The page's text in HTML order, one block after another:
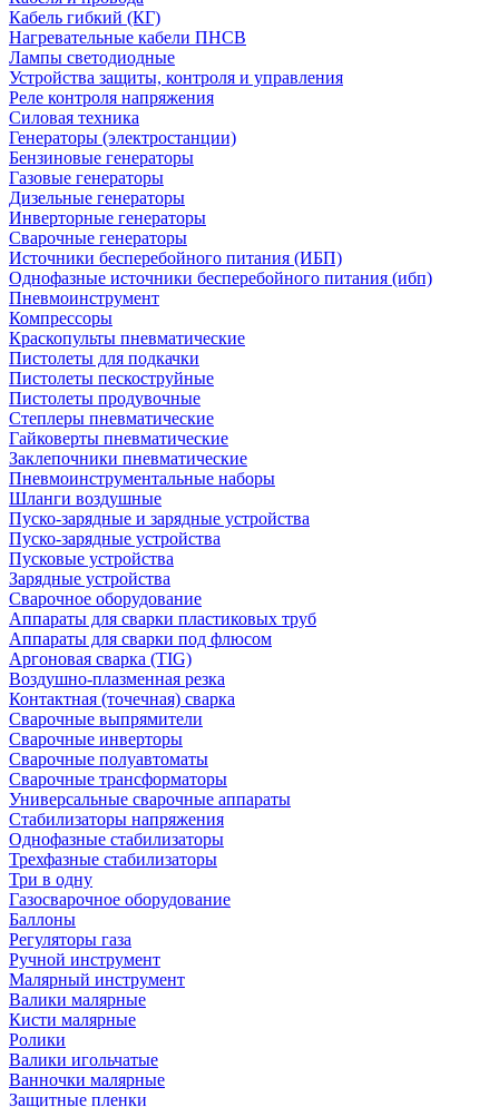
Кабель гибкий (КГ)
Нагревательные кабели ПНСВ
Лампы светодиодные
Устройства защиты, контроля и управления
Реле контроля напряжения
Силовая техника
Генераторы (электростанции)
Бензиновые генераторы
Газовые генераторы
Дизельные генераторы
Инверторные генераторы
Сварочные генераторы
Источники бесперебойного питания (ИБП)
Однофазные источники бесперебойного питания (ибп)
Пневмоинструмент
Компрессоры
Краскопульты пневматические
Пистолеты для подкачки
Пистолеты пескоструйные
Пистолеты продувочные
Степлеры пневматические
Гайковерты пневматические
Заклепочники пневматические
Пневмоинструментальные наборы
Шланги воздушные
Пуско-зарядные и зарядные устройства
Пуско-зарядные устройства
Пусковые устройства
Зарядные устройства
Сварочное оборудование
Аппараты для сварки пластиковых труб
Аппараты для сварки под флюсом
Аргоновая сварка (TIG)
Воздушно-плазменная резка
Контактная (точечная) сварка
Сварочные выпрямители
Сварочные инверторы
Сварочные полуавтоматы
Сварочные трансформаторы
Универсальные сварочные аппараты
Стабилизаторы напряжения
Однофазные стабилизаторы
Трехфазные стабилизаторы
Три в одну
Газосварочное оборудование
Баллоны
Регуляторы газа
Ручной инструмент
Малярный инструмент
Валики малярные
Кисти малярные
Ролики
Валики игольчатые
Ванночки малярные
Защитные пленки